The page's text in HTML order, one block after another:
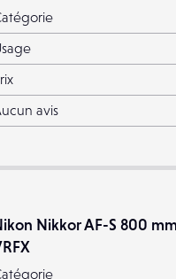
avis
Nikkor AF-S 800